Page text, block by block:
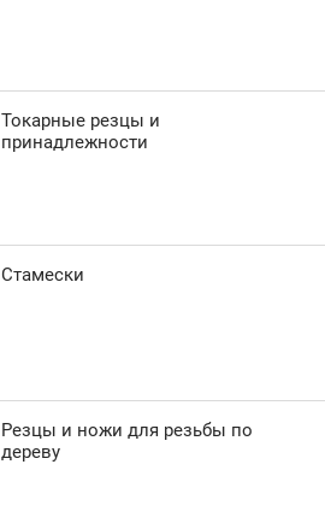
Токарные резцы и
принадлежности
Стамески
Резцы и ножи для резьбы по
дереву